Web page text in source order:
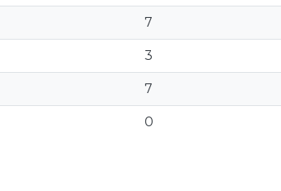
7
3
7
0